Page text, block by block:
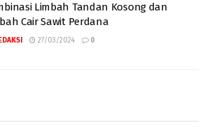
Limbah Tandan Kosong dan
Cair Sawit Perdana
27/03/2024 0